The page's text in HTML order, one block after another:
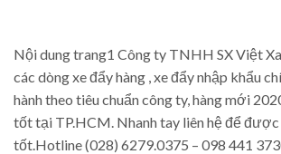
Nội dung trang1 Công ty TNHH SX Việt
các dòng xe đẩy hàng , xe đẩy nhập khẩu
hành theo tiêu chuẩn công ty, hàng mới
tốt tại TP.HCM. Nhanh tay liên hệ để
tốt.Hotline (028) 6279.0375 – 098 441